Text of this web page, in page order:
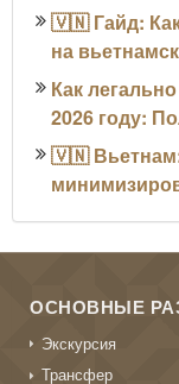
🇻🇳 Гайд:
на
Как
2026 году:
🇻🇳 Вьетнам:
ОСНОВНЫЕ
Экскурсия
Трансфер